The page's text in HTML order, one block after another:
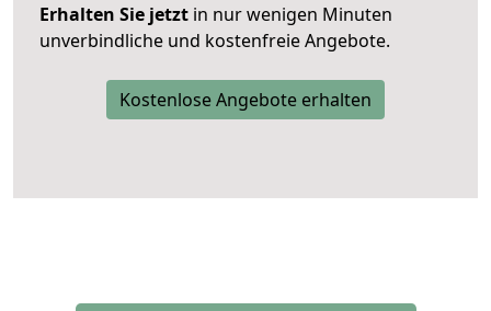
Erhalten Sie jetzt in nur wenigen Minuten
unverbindliche und kostenfreie Angebote.
Kostenlose Angebote erhalten